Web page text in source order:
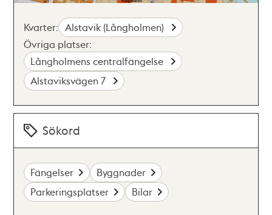
Kvarter: Alstavik (Långholmen)
Övriga platser:
Långholmens centralfängelse
Alstaviksvägen 7
Sökord
Fängelser
Byggnader
Parkeringsplatser
Bilar